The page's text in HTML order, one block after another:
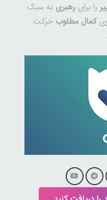
را برای رهبری به سبک
کمال مطلوب حرکت